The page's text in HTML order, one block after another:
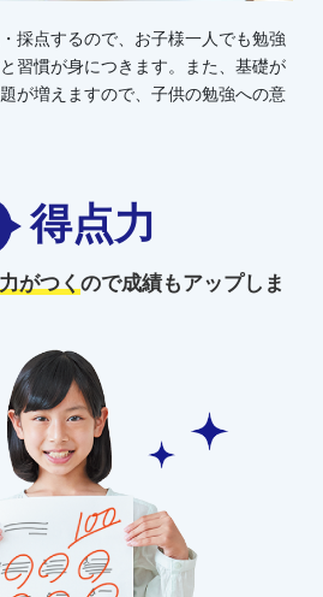
採点するので、お子様一人でも勉強
習慣が身につきます。また、基礎が
が増えますので、子供の勉強への意
得点力
がつくので成績もアップしま